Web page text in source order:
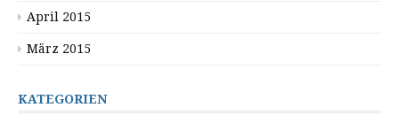
April 2015
März 2015
KATEGORIEN